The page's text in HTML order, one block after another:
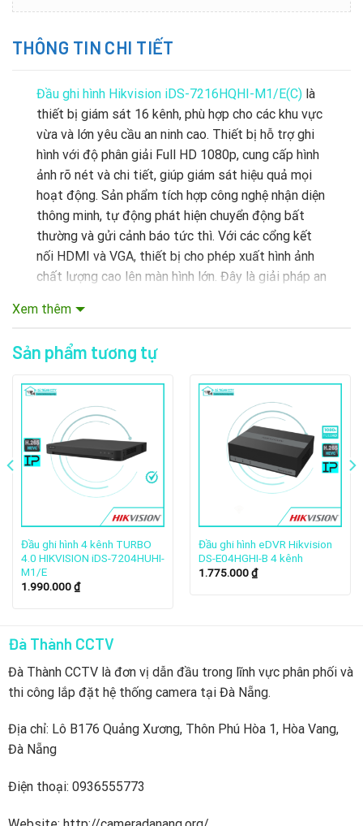
THÔNG TIN CHI TIẾT
Đầu ghi hình Hikvision iDS-7216HQHI-M1/E(C) là
thiết bị giám sát 16 kênh, phù hợp cho các khu vực
vừa và lớn yêu cầu an ninh cao. Thiết bị hỗ trợ ghi
hình với độ phân giải Full HD 1080p, cung cấp hình
ảnh rõ nét và chi tiết, giúp giám sát hiệu quả mọi
hoạt động. Sản phẩm tích hợp công nghệ nhận diện
thông minh, tự động phát hiện chuyển động bất
thường và gửi cảnh báo tức thì. Với các cổng kết
nối HDMI và VGA, thiết bị cho phép xuất hình ảnh
chất lượng cao lên màn hình lớn. Đây là giải pháp an
khác nhau.
1. Quốc gia nào được phát triển và sản xuất
7216HQHI-M1/E(C)
Thiết bị Đầu Ghi Hình Hikvision iDS-7216HQHI-
M1/E(C) được phát triển và sản xuất tại Trung
Quốc, bởi công ty Hikvision, trụ sở chính đặt tại
Hàng Châu. Đây là một trong những thương hiệu
hàng đầu thế giới về giải pháp giám sát an ninh. Với
công nghệ tiên tiến và hệ thống sản xuất hiện đại,
Hikvision luôn đảm bảo chất lượng cao cho các
sản phẩm của mình. Sản phẩm này được thiết kế
để đáp ứng nhu cầu giám sát an ninh trên toàn cầu.
2. Lịch sử xây dựng thương hiệu camera
của Hikvision diễn ra như thế nào?
Xem thêm
Sản phẩm tương tự
Đầu ghi hình 4 kênh TURBO
4.0 HIKVISION iDS-7204HUHI-
M1/E
1.990.000₫
Đầu ghi hình eDVR Hikvision
DS-E04HGHI-B 4 kênh
1.775.000₫
Đà Thành CCTV
Đà Thành CCTV là đơn vị dẫn đầu trong lĩnh vực phân phối và
thi công lắp đặt hệ thống camera tại Đà Nẵng.
Địa chỉ: Lô B176 Quảng Xương, Thôn Phú Hòa 1, Hòa Vang,
Đà Nẵng
Điện thoại: 0936555773